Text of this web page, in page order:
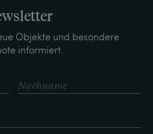
Objekte und besondere
informiert.